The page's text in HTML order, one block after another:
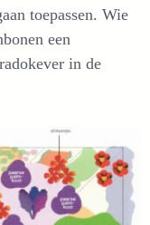
toepassen. Wie
een
in de